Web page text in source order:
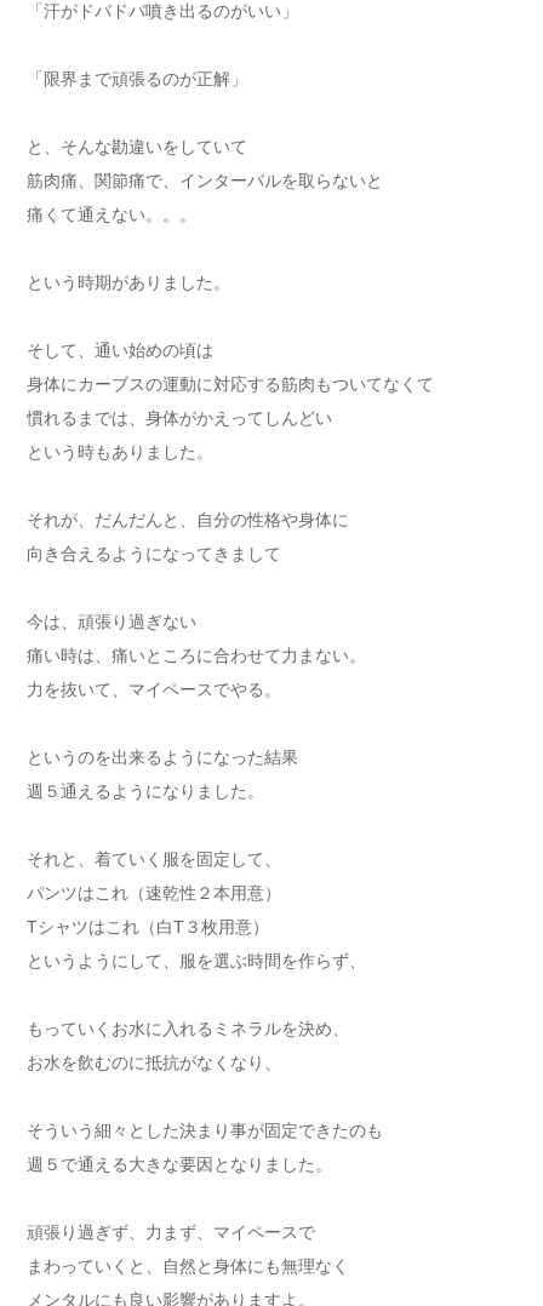
「汗がドバドバ噴き出るのがいい」
「限界まで頑張るのが正解」
と、そんな勘違いをしていて
筋肉痛、関節痛で、インターバルを取らないと
痛くて通えない。。。
という時期がありました。
そして、通い始めの頃は
身体にカーブスの運動に対応する筋肉もついてなくて
慣れるまでは、身体がかえってしんどい
という時もありました。
それが、だんだんと、自分の性格や身体に
向き合えるようになってきまして
今は、頑張り過ぎない
痛い時は、痛いところに合わせて力まない。
力を抜いて、マイペースでやる。
というのを出来るようになった結果
週５通えるようになりました。
それと、着ていく服を固定して、
パンツはこれ（速乾性２本用意）
Tシャツはこれ（白T３枚用意）
というようにして、服を選ぶ時間を作らず、
もっていくお水に入れるミネラルを決め、
お水を飲むのに抵抗がなくなり、
そういう細々とした決まり事が固定できたのも
週５で通える大きな要因となりました。
頑張り過ぎず、力まず、マイペースで
まわっていくと、自然と身体にも無理なく
メンタルにも良い影響がありますよ。